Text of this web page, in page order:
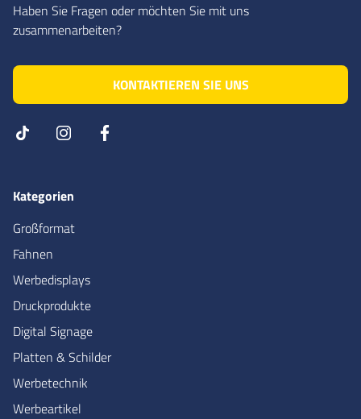
Haben Sie Fragen oder möchten Sie mit uns
zusammenarbeiten?
KONTAKTIEREN SIE UNS
Kategorien
Großformat
Fahnen
Werbedisplays
Druckprodukte
Digital Signage
Platten & Schilder
Werbetechnik
Werbeartikel